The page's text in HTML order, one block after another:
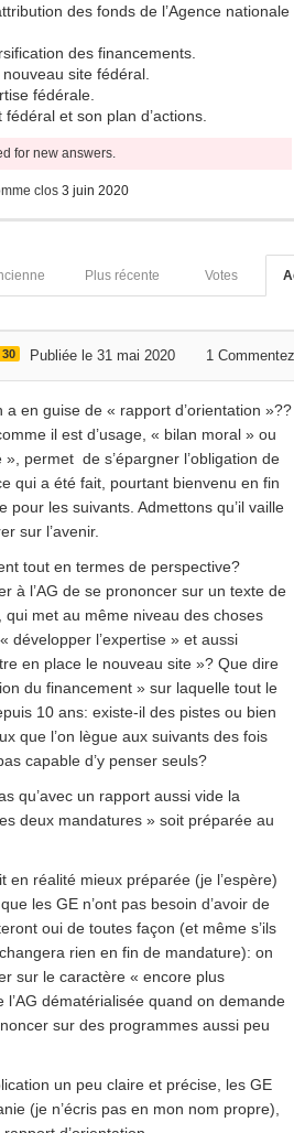
des fonds de l’Agence nationale
des financements.
site fédéral.
fédérale.
et son plan d’actions.
for new answers.
clos 3 juin 2020
Votes
Plus récente
30 Publiée le 31 mai 2020 1 Commentez
a en guise de « rapport d’orientation »??
il est d’usage, « bilan moral » ou
», permet de s’épargner l’obligation de
qui a été fait, pourtant bienvenu en fin
pour les suivants. Admettons qu’il vaille
sur l’avenir.
tout en termes de perspective?
à l’AG de se prononcer sur un texte de
qui met au même niveau des choses
développer l’expertise » et aussi
en place le nouveau site »? Que dire
du financement » sur laquelle tout le
10 ans: existe-il des pistes ou bien
que l’on lègue aux suivants des fois
capable d’y penser seuls?
qu’avec un rapport aussi vide la
deux mandatures » soit préparée au
en réalité mieux préparée (je l’espère)
les GE n’ont pas besoin d’avoir de
oui de toutes façon (et même s’ils
rien en fin de mandature): on
sur le caractère « encore plus
l’AG dématérialisée quand on demande
sur des programmes aussi peu
un peu claire et précise, les GE
(je n’écris pas en mon nom propre),